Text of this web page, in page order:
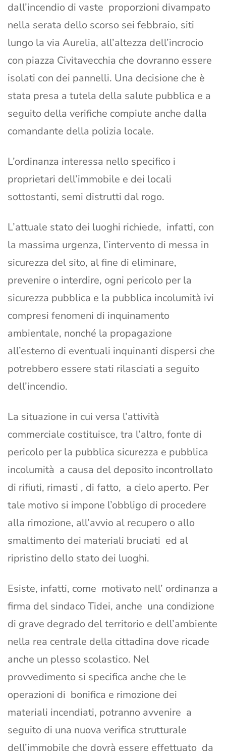
dall’incendio di vaste proporzioni divampato
nella serata dello scorso sei febbraio, siti
lungo la via Aurelia, all’altezza dell’incrocio
con piazza Civitavecchia che dovranno essere
isolati con dei pannelli. Una decisione che è
stata presa a tutela della salute pubblica e a
seguito della verifiche compiute anche dalla
comandante della polizia locale.
L’ordinanza interessa nello specifico i
proprietari dell’immobile e dei locali
sottostanti, semi distrutti dal rogo.
L’attuale stato dei luoghi richiede, infatti, con
la massima urgenza, l’intervento di messa in
sicurezza del sito, al fine di eliminare,
prevenire o interdire, ogni pericolo per la
sicurezza pubblica e la pubblica incolumità ivi
compresi fenomeni di inquinamento
ambientale, nonché la propagazione
all’esterno di eventuali inquinanti dispersi che
potrebbero essere stati rilasciati a seguito
dell’incendio.
La situazione in cui versa l’attività
commerciale costituisce, tra l’altro, fonte di
pericolo per la pubblica sicurezza e pubblica
incolumità a causa del deposito incontrollato
di rifiuti, rimasti , di fatto, a cielo aperto. Per
tale motivo si impone l’obbligo di procedere
alla rimozione, all’avvio al recupero o allo
smaltimento dei materiali bruciati ed al
ripristino dello stato dei luoghi.
Esiste, infatti, come motivato nell’ ordinanza a
firma del sindaco Tidei, anche una condizione
di grave degrado del territorio e dell’ambiente
nella rea centrale della cittadina dove ricade
anche un plesso scolastico. Nel
provvedimento si specifica anche che le
operazioni di bonifica e rimozione dei
materiali incendiati, potranno avvenire a
seguito di una nuova verifica strutturale
dell’immobile che dovrà essere effettuato da